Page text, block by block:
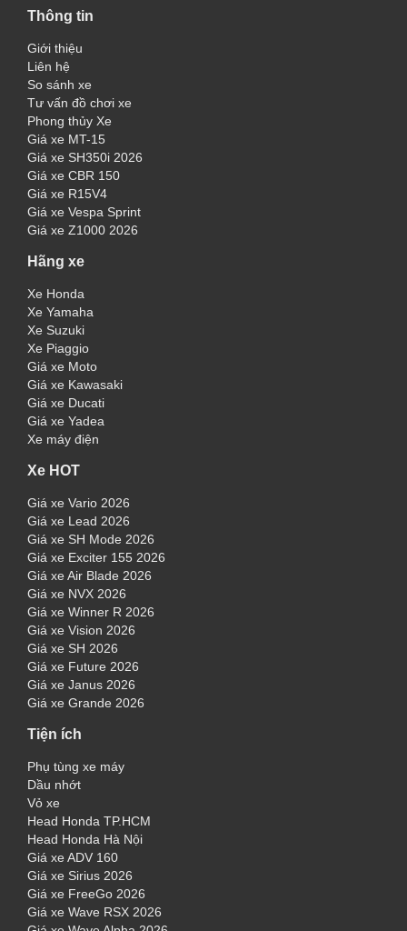
Thông tin
Giới thiệu
Liên hệ
So sánh xe
Tư vấn đồ chơi xe
Phong thủy Xe
Giá xe MT-15
Giá xe SH350i 2026
Giá xe CBR 150
Giá xe R15V4
Giá xe Vespa Sprint
Giá xe Z1000 2026
Hãng xe
Xe Honda
Xe Yamaha
Xe Suzuki
Xe Piaggio
Giá xe Moto
Giá xe Kawasaki
Giá xe Ducati
Giá xe Yadea
Xe máy điện
Xe HOT
Giá xe Vario 2026
Giá xe Lead 2026
Giá xe SH Mode 2026
Giá xe Exciter 155 2026
Giá xe Air Blade 2026
Giá xe NVX 2026
Giá xe Winner R 2026
Giá xe Vision 2026
Giá xe SH 2026
Giá xe Future 2026
Giá xe Janus 2026
Giá xe Grande 2026
Tiện ích
Phụ tùng xe máy
Dầu nhớt
Vỏ xe
Head Honda TP.HCM
Head Honda Hà Nội
Giá xe ADV 160
Giá xe Sirius 2026
Giá xe FreeGo 2026
Giá xe Wave RSX 2026